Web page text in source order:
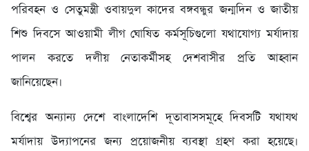
পরিবহন ও সেতুমন্ত্রী ওবায়দুল কাদের বঙ্গবন্ধুর জন্মদিন ও জাতীয়
শিশু দিবসে আওয়ামী লীগ ঘোষিত কর্মসূচিগুলো যথাযোগ্য মর্যাদায়
পালন করতে দলীয় নেতাকর্মীসহ দেশবাসীর প্রতি আহ্বান
জানিয়েছেন।
বিশ্বের অন্যান্য দেশে বাংলাদেশি দূতাবাসসমূহে দিবসটি যথাযথ
মর্যাদায় উদ্যাপনের জন্য প্রয়োজনীয় ব্যবস্থা গ্রহণ করা হয়েছে।